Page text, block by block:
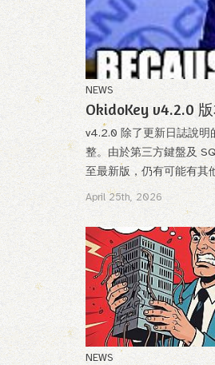
NEWS
OkidoKey v4.2.0
v4.2.0 除了更新日誌說明
整。由於第三方鍵盤及
至最新版，仍有可能有其
April 25th, 2026
NEWS